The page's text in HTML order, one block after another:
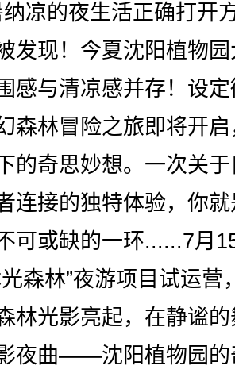
凉的夜生活正确打开
发现！今夏沈阳植物
感与清凉感并存！设
森林冒险之旅即将开
的奇思妙想。一次关
连接的独特体验，你
可或缺的一环......7月
森林”夜游项目试运营
林光影亮起，在静谧
夜曲——沈阳植物园的